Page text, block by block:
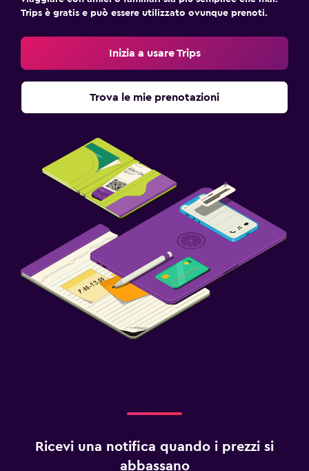
Trips è gratis e può essere utilizzato ovunque prenoti.
Inizia a usare Trips
Trova le mie prenotazioni
Ricevi una notifica quando i prezzi si
abbassano